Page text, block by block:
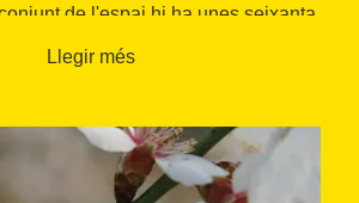
de l'espai hi ha unes seixanta
és gestionat per una família que, a
productes de Parcs de les Olors i
S'hi realitzen també
a totes les edats.
Llegir més